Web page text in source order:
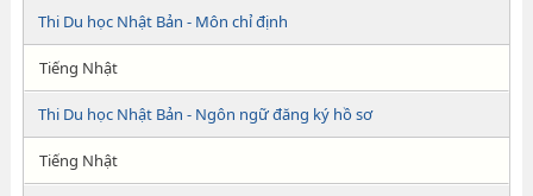
Thi Du học Nhật Bản - Môn chỉ định
Tiếng Nhật
Thi Du học Nhật Bản - Ngôn ngữ đăng ký hồ sơ
Tiếng Nhật